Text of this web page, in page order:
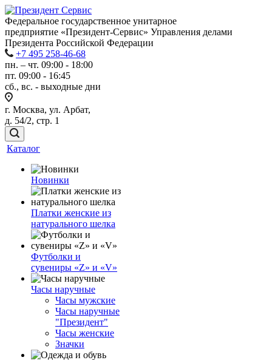
Федеральное государственное унитарное
предприятие «Президент-Сервис» Управления делами
Президента Российской Федерации
+7 495 258-46-68
пн. – чт. 09:00 - 18:00
пт. 09:00 - 16:45
сб., вс. - выходные дни
г. Москва, ул. Арбат,
д. 54/2, стр. 1
Каталог
Новинки
Платки женские из
натурального шелка
Футболки и
сувениры «Z» и «V»
Часы наручные
Часы мужские
Часы наручные
"Президент"
Часы женские
Значки